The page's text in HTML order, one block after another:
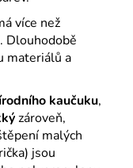
více než
Dlouhodobě
materiálů a
kaučuku,
zároveň,
malých
jsou